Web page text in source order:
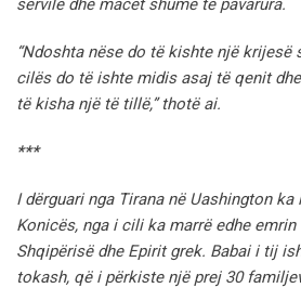
servilë dhe macet shumë të pavarura.
“Ndoshta nëse do të kishte një krijesë
cilës do të ishte midis asaj të qenit
të kisha një të tillë,” thotë ai.
***
I dërguari nga Tirana në Uashington
Konicës, nga i cili ka marrë edhe
Shqipërisë dhe Epirit grek. Babai i tij
tokash, që i përkiste një prej 30